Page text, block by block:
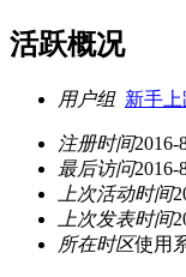
活跃概况
用户组 新手上
注册时间2016-
最后访问2016-
上次活动时间
上次发表时间
所在时区使用